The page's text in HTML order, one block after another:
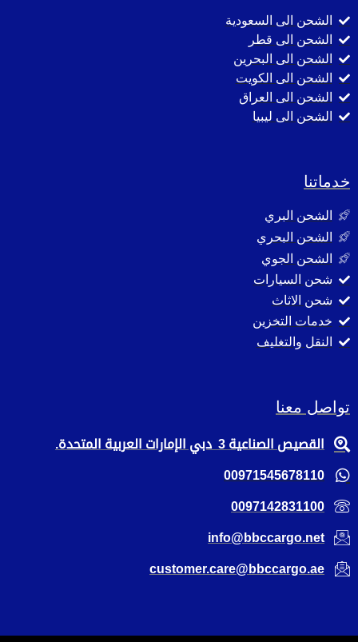
الشحن الى السعودية
الشحن الى قطر
الشحن الى البحرين
الشحن الى الكويت
الشحن الى العراق
الشحن الى ليبيا
خدماتنا
الشحن البري
الشحن البحري
الشحن الجوي
شحن السيارات
شحن الاثاث
خدمات التخزين
النقل والتغليف
تواصل معنا
القصيص الصناعية 3 دبي الإمارات العربية المتحدة.
00971545678110
0097142831100
info@bbccargo.net
customer.care@bbccargo.ae